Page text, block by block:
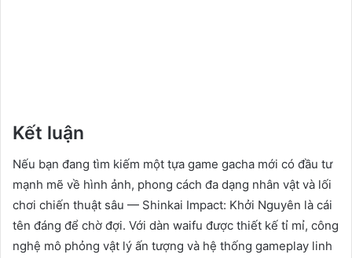
Kết luận
Nếu bạn đang tìm kiếm một tựa game gacha mới có đầu tư
mạnh mẽ về hình ảnh, phong cách đa dạng nhân vật và lối
chơi chiến thuật sâu — Shinkai Impact: Khởi Nguyên là cái
tên đáng để chờ đợi. Với dàn waifu được thiết kế tỉ mỉ, công
nghệ mô phỏng vật lý ấn tượng và hệ thống gameplay linh